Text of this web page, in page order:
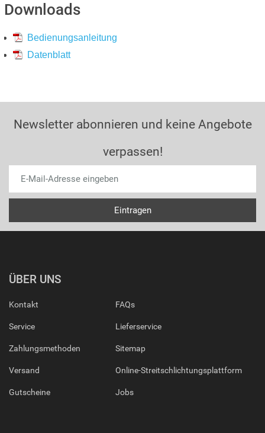
Downloads
Bedienungsanleitung
Datenblatt
Newsletter abonnieren und keine Angebote
verpassen!
ÜBER UNS
Kontakt
Service
Zahlungsmethoden
Versand
Gutscheine
FAQs
Lieferservice
Sitemap
Online-Streitschlichtungsplattform
Jobs